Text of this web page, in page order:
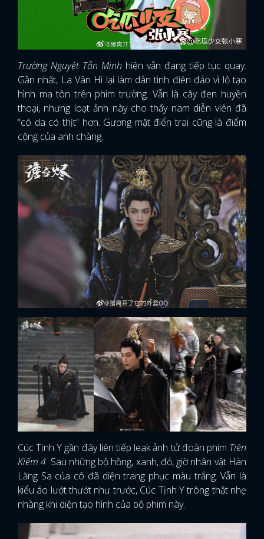
Trường Nguyệt Tẫn Minh hiện vẫn đang tiếp tục quay.
Gần nhất, La Vân Hi lại làm dân tình điên đảo vì lộ tạo
hình ma tôn trên phim trường. Vẫn là cây đen huyền
thoại, nhưng loạt ảnh này cho thấy nam diễn viên đã
“có da có thịt” hơn. Gương mặt điển trai cũng là điểm
cộng của anh chàng.
Cúc Tịnh Y gần đây liên tiếp leak ảnh tử đoàn phim Tiên
Kiếm 4. Sau những bộ hồng, xanh, đỏ, giờ nhân vật Hàn
Lăng Sa của cô đã diện trang phục màu trắng. Vẫn là
kiểu áo lướt thướt như trước, Cúc Tịnh Y trông thật nhẹ
nhàng khi diện tạo hình của bộ phim này.